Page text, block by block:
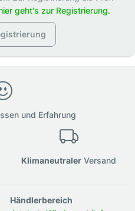
geht's zur Registrierung.
und Erfahrung
Klimaneutraler Versand
Händlerbereich